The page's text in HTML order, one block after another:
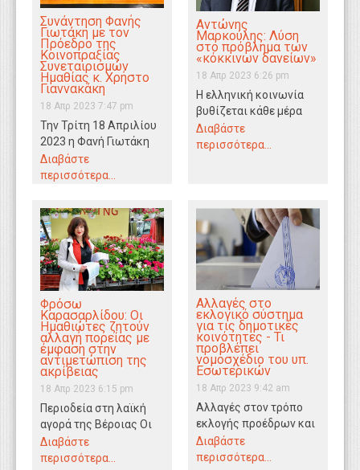
Συνάντηση Φανής
Γιωτάκη με τον
Πρόεδρο της
Κοινοπραξίας
Συνεταιρισμών
Ημαθίας κ. Χρήστο
Γιαννακάκη
18 Απρ 2023 7:47 pm
Την Τρίτη 18 Απριλίου
2023 η Φανή Γιωτάκη
συναντήθηκε με τον
Αντιπρόεδρο της
Αγροτικών…
Διαβάστε
περισσότερα...
Αντώνης
Μαρκούλης: Λύση
στο πρόβλημα των
«κόκκινων δανείων»
18 Απρ 2023 6:26 pm
Η ελληνική κοινωνία
βυθίζεται κάθε μέρα
που περνάει στον ζόφο
των πλειστηριασμών
Διαβάστε
περισσότερα...
Φρόσω
Καρασαρλίδου: Οι
Ημαθιώτες ζητούν
αλλαγή πορείας με
έμφαση στην
αντιμετώπιση της
ακρίβειας
18 Απρ 2023 6:15 pm
Περιοδεία στη λαϊκή
αγορά της Βέροιας Οι
Ημαθιώτες ζητούν
αλλαγή πορείας με
Διαβάστε
περισσότερα...
Αλλαγές στο
εκλογικό σύστημα
για τις δημοτικές
κοινότητες - Τι
προβλέπει
νομοσχέδιο του υπ.
Εσωτερικών
18 Απρ 2023 9:42 am
Αλλαγές στον τρόπο
εκλογής προέδρων και
συμβουλίων στις
δημοτικές κοινότητες
Διαβάστε
περισσότερα...